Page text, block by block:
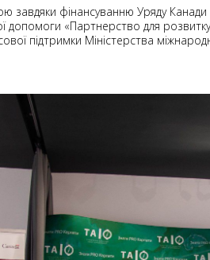
завдяки фінансуванню Уряду
допомоги «Партнерство для
підтримки Міністерства